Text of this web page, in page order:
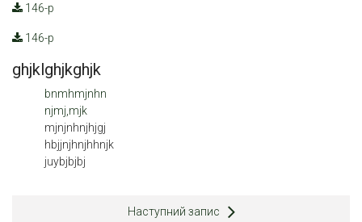
146-р
146-р
ghjklghjkghjk
bnmhmjnhn
njmj,mjk
mjnjnhnjhjgj
hbjjnjhnjhhnjk
juybjbjbj
Наступний запис